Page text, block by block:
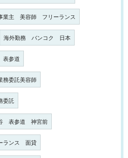
業主 美容師 フリーランス
海外勤務 バンコク 日本
参道
委託美容師
託
表参道 神宮前
ランス 面貸